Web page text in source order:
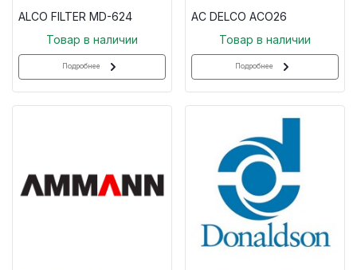
ALCO FILTER MD-624
Товар в наличии
Подробнее
AC DELCO ACO26
Товар в наличии
Подробнее